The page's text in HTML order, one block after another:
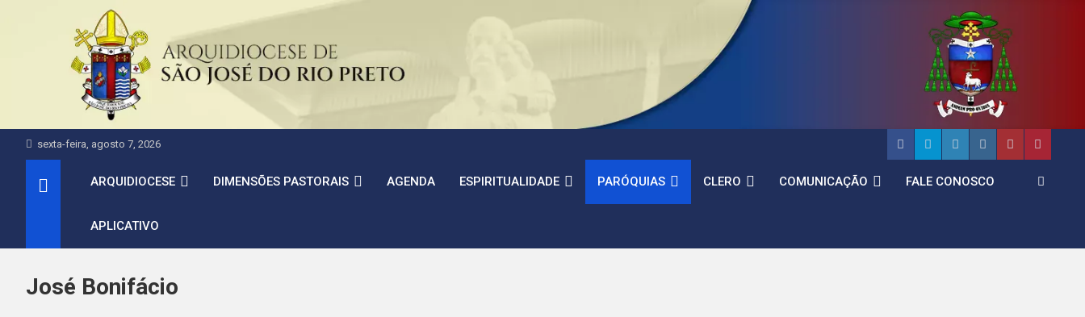
sexta-feira, agosto 7, 2026
ARQUIDIOCESE DIMENSÕES PASTORAIS AGENDA ESPIRITUALIDADE PARÓQUIAS CLERO COMUNICAÇÃO FALE CONOSCO
APLICATIVO
José Bonifácio